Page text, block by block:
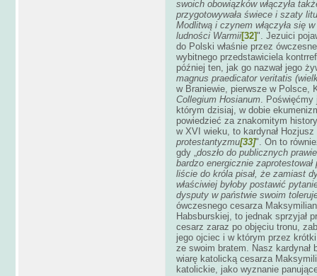
swoich obowiązków włączyła
przygotowywała świece i szaty
Modlitwą i czynem włączyła się
ludności Warmii[32]". Jezuici
do Polski właśnie przez
wybitnego przedstawiciela
później ten, jak go nazwał jego
magnus praedicator veritatis
w Braniewie, pierwsze w Polsce,
Collegium Hosianum. Poświęćmy
którym dzisiaj, w dobie
powiedzieć za znakomitym
w XVI wieku, to kardynał Hozjusz
protestantyzmu[33]". On to
gdy „doszło do publicznych
bardzo energicznie
liście do króla pisał, że zamiast
właściwiej byłoby postawić
dysputy w państwie swoim
ówczesnego cesarza
Habsburskiej, to jednak sprzyjał
cesarz zaraz po objęciu tronu,
jego ojciec i w którym przez
ze swoim bratem. Nasz kardynał
wiarę katolicką cesarza
katolickie, jako wyznanie